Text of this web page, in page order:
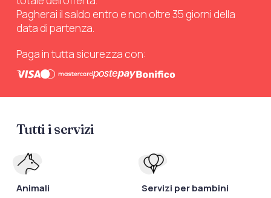
Pagherai il saldo entro e non oltre 35 giorni della
data di partenza.
Paga in tutta sicurezza con:
Tutti i servizi
Animali Servizi per bambini